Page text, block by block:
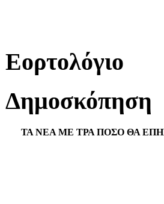
Εορτολόγιο
Δημοσκόπηση
ΤΑ ΝΕΑ ΜΕ ΤΡΑ ΠΟΣΟ ΘΑ